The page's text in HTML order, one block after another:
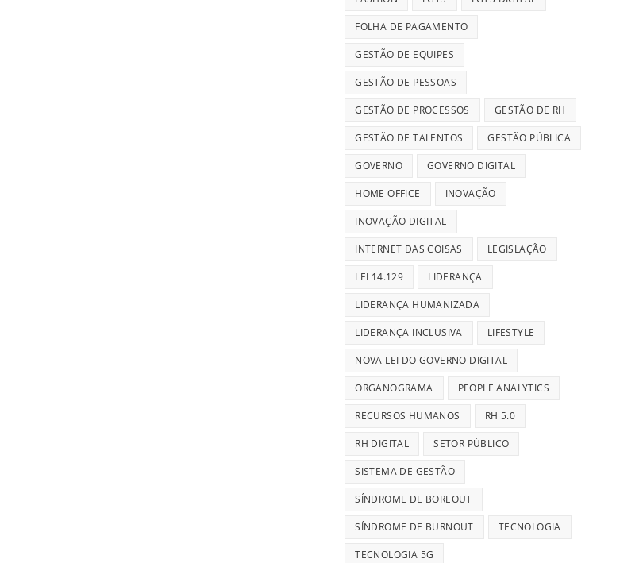
FOLHA DE PAGAMENTO
GESTÃO DE EQUIPES
GESTÃO DE PESSOAS
GESTÃO DE PROCESSOS GESTÃO DE RH
GESTÃO DE TALENTOS GESTÃO PÚBLICA
GOVERNO GOVERNO DIGITAL
HOME OFFICE INOVAÇÃO
INOVAÇÃO DIGITAL
INTERNET DAS COISAS LEGISLAÇÃO
LEI 14.129 LIDERANÇA
LIDERANÇA HUMANIZADA
LIDERANÇA INCLUSIVA LIFESTYLE
NOVA LEI DO GOVERNO DIGITAL
ORGANOGRAMA PEOPLE ANALYTICS
RECURSOS HUMANOS RH 5.0
RH DIGITAL SETOR PÚBLICO
SISTEMA DE GESTÃO
SÍNDROME DE BOREOUT
SÍNDROME DE BURNOUT TECNOLOGIA
TECNOLOGIA 5G